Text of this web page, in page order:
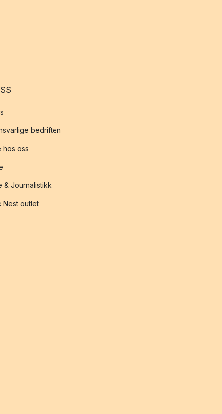
bedriften
hos oss
& Journalistikk
Nest outlet